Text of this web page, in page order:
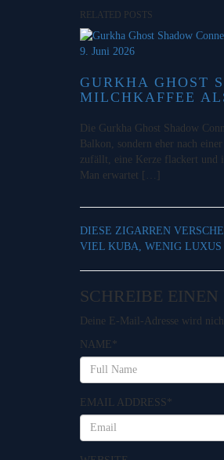
RELATED POSTS
9. Juni 2026
GURKHA GHOST
MILCHKAFFEE
Die Gurkha Ghost Shadow
Balkon, sondern eher nach
zufällt, eine Kerze flackert und
Man erwartet […]
DIESE ZIGARREN
VIEL KUBA, WENIG LUXUS
SCHREIBE
Deine E-Mail-Adresse wird
NAME *
EMAIL ADDRESS*